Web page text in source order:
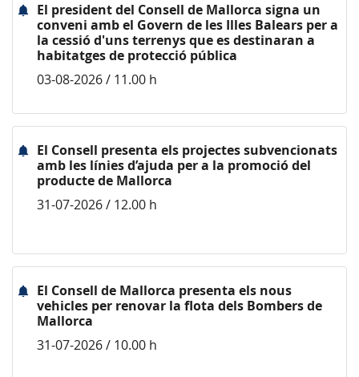
El president del Consell de Mallorca signa un
conveni amb el Govern de les Illes Balears per a
la cessió d'uns terrenys que es destinaran a
habitatges de protecció pública
03-08-2026 / 11.00 h
El Consell presenta els projectes subvencionats
amb les línies d’ajuda per a la promoció del
producte de Mallorca
31-07-2026 / 12.00 h
El Consell de Mallorca presenta els nous
vehicles per renovar la flota dels Bombers de
Mallorca
31-07-2026 / 10.00 h